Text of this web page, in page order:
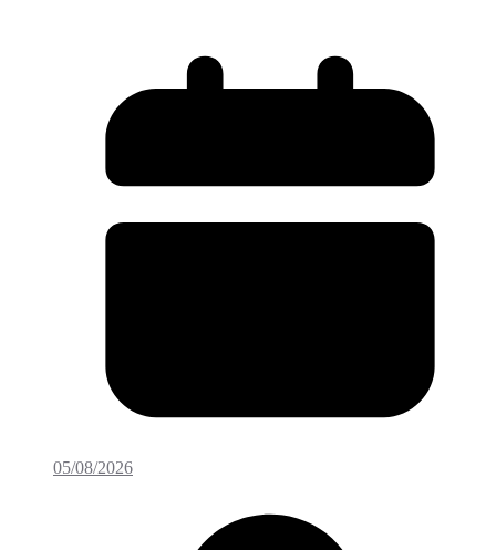
05/08/2026